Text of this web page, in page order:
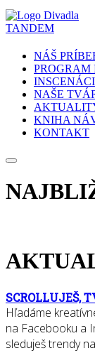
NÁŠ
NAŠE
KNIHA
KONTAKT
SCROLLUJEŠ,
Hľadáme
na Facebooku a
sleduješ trendy